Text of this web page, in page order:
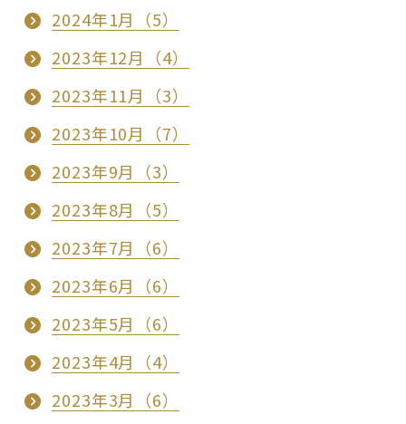
2024年1月（5）
2023年12月（4）
2023年11月（3）
2023年10月（7）
2023年9月（3）
2023年8月（5）
2023年7月（6）
2023年6月（6）
2023年5月（6）
2023年4月（4）
2023年3月（6）